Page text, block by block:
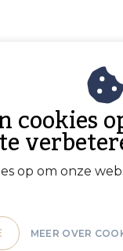
cookies
op om onze
MEER OVER